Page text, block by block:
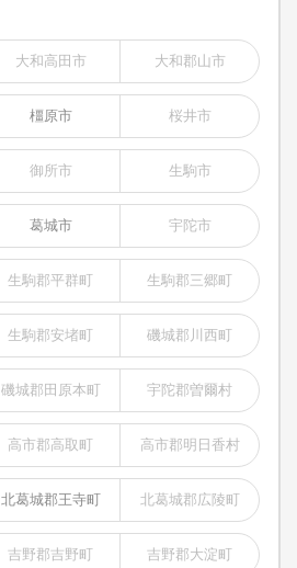
大和高田市 大和郡山市
橿原市 桜井市
御所市 生駒市
葛城市 宇陀市
生駒郡平群町 生駒郡三郷町
生駒郡安堵町 磯城郡川西町
磯城郡田原本町 宇陀郡曽爾村
高市郡高取町 高市郡明日香村
北葛城郡王寺町 北葛城郡広陵町
吉野郡吉野町 吉野郡大淀町